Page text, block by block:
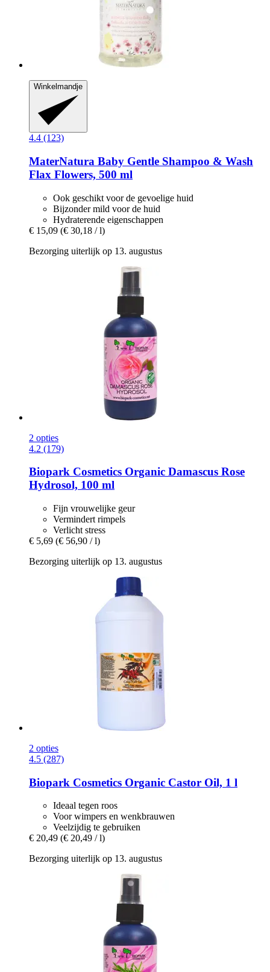
Winkelmandje
4.4 (123)
MaterNatura Baby Gentle Shampoo & Wash
Flax Flowers, 500 ml
Ook geschikt voor de gevoelige huid
Bijzonder mild voor de huid
Hydraterende eigenschappen
€ 15,09 (€ 30,18 / l)
Bezorging uiterlijk op 13. augustus
2 opties
4.2 (179)
Biopark Cosmetics Organic Damascus Rose
Hydrosol, 100 ml
Fijn vrouwelijke geur
Vermindert rimpels
Verlicht stress
€ 5,69 (€ 56,90 / l)
Bezorging uiterlijk op 13. augustus
2 opties
4.5 (287)
Biopark Cosmetics Organic Castor Oil, 1 l
Ideaal tegen roos
Voor wimpers en wenkbrauwen
Veelzijdig te gebruiken
€ 20,49 (€ 20,49 / l)
Bezorging uiterlijk op 13. augustus